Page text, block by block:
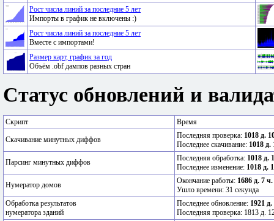
Рост числа линий за последние 5 лет
Импорты в график не включены :)
Рост числа линий за последние 5 лет
Вместе с импортами!
Размер карт, график за год
Объём .obf дампов разных стран
Статус обновлений и
Скрипт Время
Скачивание минутных диффов Последняя проверка: 1018 д.
Последнее скачивание: 1018 д.
Парсинг минутных диффов Последняя обработка: 1018 д.
Последнее изменение: 1018 д.
Нумератор домов Окончание работы: 1686 д. 7
Ушло времени: 31 секунда
Обработка результатов
нумератора зданий
Последнее обновление: 1921
Последняя проверка: 1813 д.